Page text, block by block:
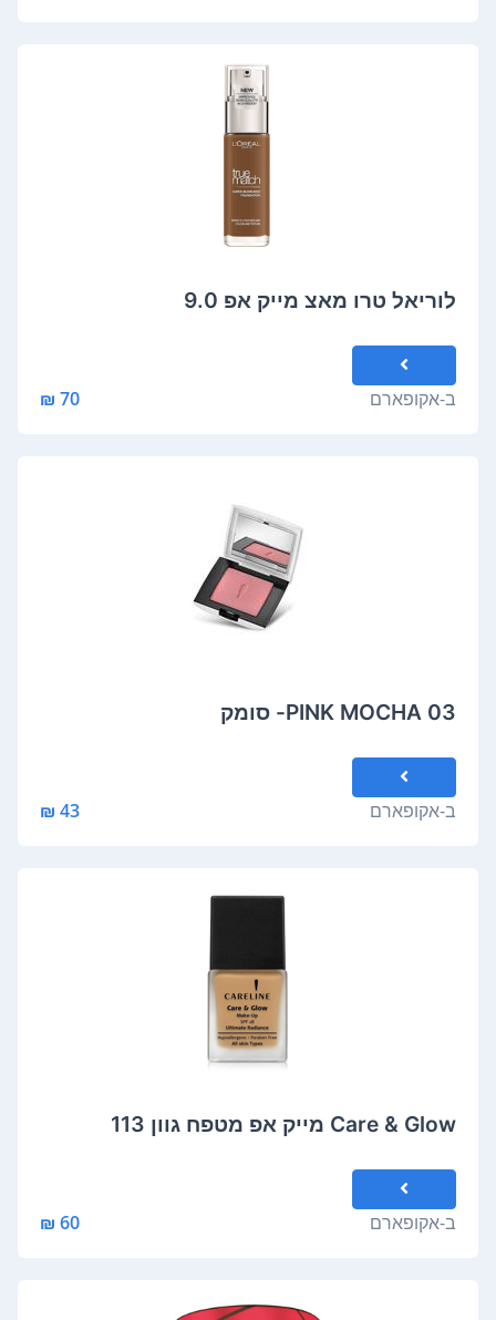
לוריאל טרו מאצ מייק אפ 9.0
ב-אקופארם 70 ₪
PINK MOCHA 03- סומק
ב-אקופארם 43 ₪
Care & Glow מייק אפ מטפח גוון 113
ב-אקופארם 60 ₪